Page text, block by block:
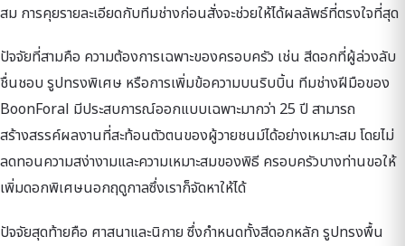
สม การคุยรายละเอียดกับทีมช่างก่อนสั่งจะช่วยให้ได้ผลลัพธ์ที่ตรงใจที่สุด
ปัจจัยที่สามคือ ความต้องการเฉพาะของครอบครัว เช่น สีดอกที่ผู้ล่วงลับ
ชื่นชอบ รูปทรงพิเศษ หรือการเพิ่มข้อความบนริบบิ้น ทีมช่างฝีมือของ
BoonForal มีประสบการณ์ออกแบบเฉพาะมากว่า 25 ปี สามารถ
สร้างสรรค์ผลงานที่สะท้อนตัวตนของผู้วายชนม์ได้อย่างเหมาะสม โดยไม่
ลดทอนความสง่างามและความเหมาะสมของพิธี ครอบครัวบางท่านขอให้
เพิ่มดอกพิเศษนอกฤดูกาลซึ่งเราก็จัดหาให้ได้
ปัจจัยสุดท้ายคือ ศาสนาและนิกาย ซึ่งกำหนดทั้งสีดอกหลัก รูปทรงพื้น